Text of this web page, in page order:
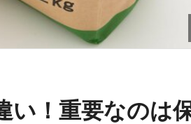
い！重要なのは